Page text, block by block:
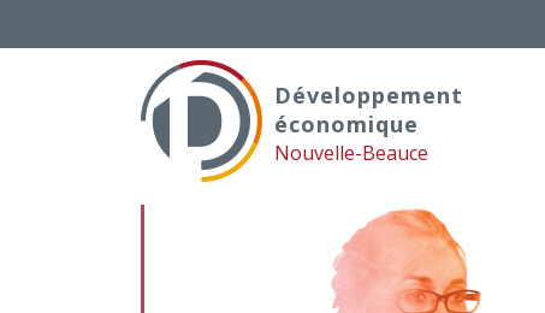
Développement
économique
Nouvelle-Beauce